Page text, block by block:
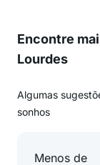
Encontre
Lourdes
Algumas
sonhos
Menos de